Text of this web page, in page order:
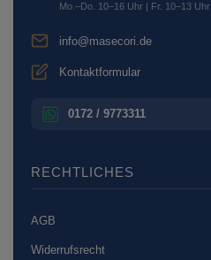
Mo.–Do. 10–16 Uhr | Fr. 10–13 Uhr
info@masecori.de
Kontaktformular
0172 / 9773311
RECHTLICHES
AGB
Widerrufsrecht